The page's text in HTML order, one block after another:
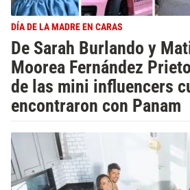
DÍA DE LA MADRE EN CARAS
De Sarah Burlando y
Moorea Fernández
de las mini influencers
encontraron con Panam